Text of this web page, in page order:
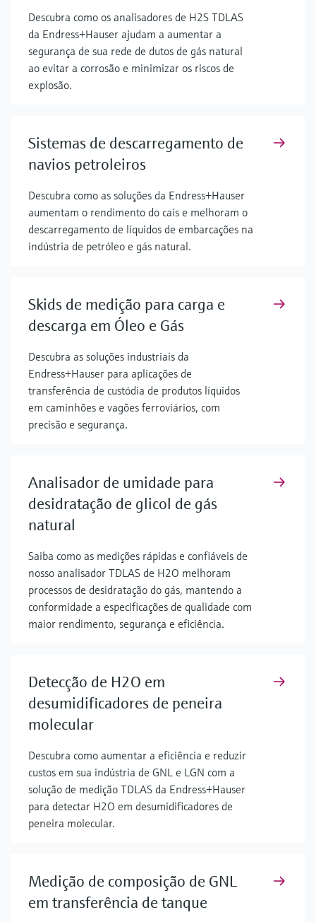
Descubra como os analisadores de H2S TDLAS
da Endress+Hauser ajudam a aumentar a
segurança de sua rede de dutos de gás natural
ao evitar a corrosão e minimizar os riscos de
explosão.
Sistemas de descarregamento de
navios petroleiros
Descubra como as soluções da Endress+Hauser
aumentam o rendimento do cais e melhoram o
descarregamento de líquidos de embarcações na
indústria de petróleo e gás natural.
Skids de medição para carga e
descarga em Óleo e Gás
Descubra as soluções industriais da
Endress+Hauser para aplicações de
transferência de custódia de produtos líquidos
em caminhões e vagões ferroviários, com
precisão e segurança.
Analisador de umidade para
desidratação de glicol de gás
natural
Saiba como as medições rápidas e confiáveis de
nosso analisador TDLAS de H2O melhoram
processos de desidratação do gás, mantendo a
conformidade a especificações de qualidade com
maior rendimento, segurança e eficiência.
Detecção de H2O em
desumidificadores de peneira
molecular
Descubra como aumentar a eficiência e reduzir
custos em sua indústria de GNL e LGN com a
solução de medição TDLAS da Endress+Hauser
para detectar H2O em desumidificadores de
peneira molecular.
Medição de composição de GNL
em transferência de tanque